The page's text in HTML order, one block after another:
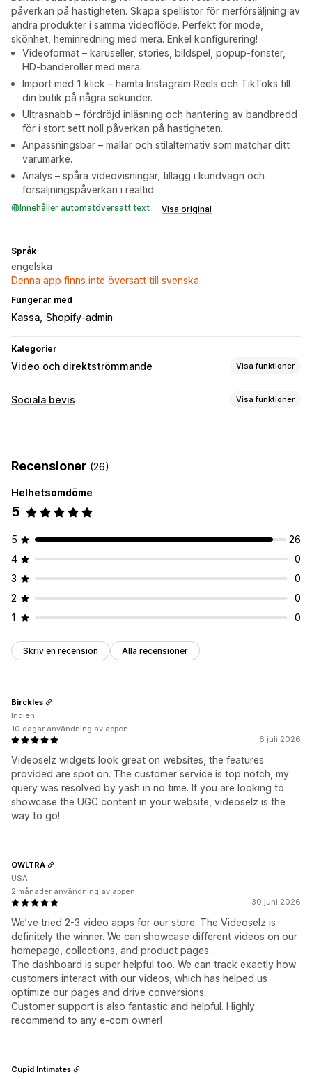
påverkan på hastigheten. Skapa spellistor för merförsäljning av
andra produkter i samma videoflöde. Perfekt för mode,
skönhet, heminredning med mera. Enkel konfigurering!
Videoformat – karuseller, stories, bildspel, popup-fönster,
HD-banderoller med mera.
Import med 1 klick – hämta Instagram Reels och TikToks till
din butik på några sekunder.
Ultrasnabb – fördröjd inläsning och hantering av bandbredd
för i stort sett noll påverkan på hastigheten.
Anpassningsbar – mallar och stilalternativ som matchar ditt
varumärke.
Analys – spåra videovisningar, tillägg i kundvagn och
försäljningspåverkan i realtid.
Innehåller automatöversatt text Visa original
Språk
engelska
Denna app finns inte översatt till svenska
Fungerar med
Kassa Shopify-admin
Kategorier
Video och direktströmmande Visa funktioner
Videohantering
Anpassning
Inbäddade videor
Mobilanpassning
Sociala bevis Visa funktioner
Produktvisningar
Analysverktyg
Spårning av engagemang
Recensioner (26)
Helhetsomdöme
5
5
26
4
0
3
0
2
0
1
0
Skriv en recension Alla recensioner
6 juli 2026
Videoselz widgets look great on websites, the features
provided are spot on. The customer service is top notch, my
query was resolved by yash in no time. If you are looking to
showcase the UGC content in your website, videoselz is the
way to go!
Birckles
Indien
10 dagar användning av appen
30 juni 2026
We’ve tried 2-3 video apps for our store. The Videoselz is
definitely the winner. We can showcase different videos on our
homepage, collections, and product pages.
The dashboard is super helpful too. We can track exactly how
customers interact with our videos, which has helped us
optimize our pages and drive conversions.
Customer support is also fantastic and helpful. Highly
recommend to any e-com owner!
OWLTRA
USA
2 månader användning av appen
Cupid Intimates